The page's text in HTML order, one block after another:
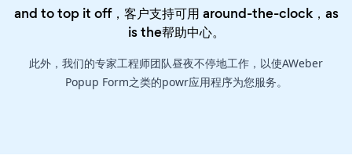
and to top it off，客户支持可用 around-the-clock，as
is the帮助中心。
此外，我们的专家工程师团队昼夜不停地工作，以使AWeber
Popup Form之类的powr应用程序为您服务。